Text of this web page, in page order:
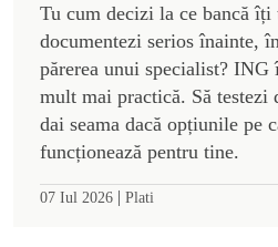
Tu cum decizi la ce bancă
documentezi serios înainte,
părerea unui specialist?
mult mai practică. Să testezi
dai seama dacă opțiunile pe
funcționează pentru tine.
07 Iul 2026 | Plati